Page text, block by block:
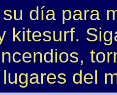
día para
kitesurf.
del